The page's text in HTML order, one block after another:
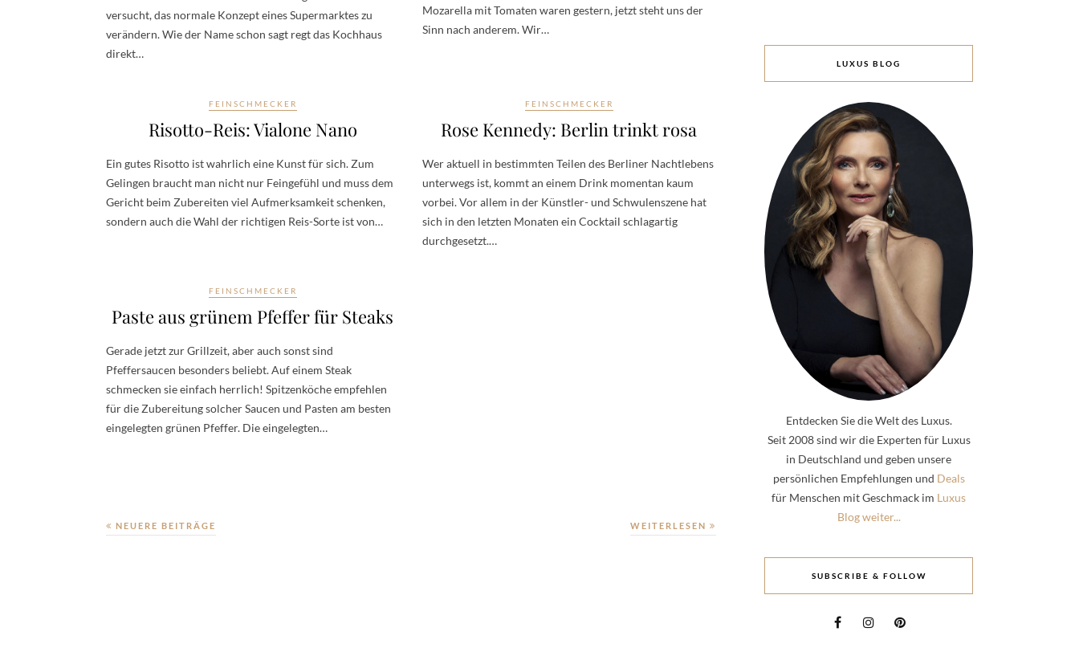
versucht, das normale Konzept eines Supermarktes zu
verändern. Wie der Name schon sagt regt das Kochhaus
direkt…
Mozarella mit Tomaten waren gestern, jetzt steht uns der
Sinn nach anderem. Wir…
FEINSCHMECKER
Risotto-Reis: Vialone Nano
Ein gutes Risotto ist wahrlich eine Kunst für sich. Zum
Gelingen braucht man nicht nur Feingefühl und muss dem
Gericht beim Zubereiten viel Aufmerksamkeit schenken,
sondern auch die Wahl der richtigen Reis-Sorte ist von…
FEINSCHMECKER
Rose Kennedy: Berlin trinkt rosa
Wer aktuell in bestimmten Teilen des Berliner Nachtlebens
unterwegs ist, kommt an einem Drink momentan kaum
vorbei. Vor allem in der Künstler- und Schwulenszene hat
sich in den letzten Monaten ein Cocktail schlagartig
durchgesetzt.…
FEINSCHMECKER
Paste aus grünem Pfeffer für Steaks
Gerade jetzt zur Grillzeit, aber auch sonst sind
Pfeffersaucen besonders beliebt. Auf einem Steak
schmecken sie einfach herrlich! Spitzenköche empfehlen
für die Zubereitung solcher Saucen und Pasten am besten
eingelegten grünen Pfeffer. Die eingelegten…
WEITERLESEN
NEUERE BEITRÄGE
LUXUS BLOG
Entdecken Sie die Welt des Luxus.
Seit 2008 sind wir die Experten für Luxus
in Deutschland und geben unsere
persönlichen Empfehlungen und Deals
für Menschen mit Geschmack im Luxus
Blog weiter...
SUBSCRIBE & FOLLOW